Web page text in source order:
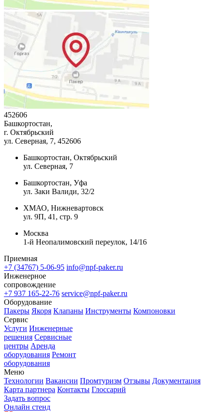
452606
Башкортостан,
г. Октябрьский
ул. Северная, 7, 452606
Башкортостан, Октябрьский
ул. Северная, 7
Башкортостан, Уфа
ул. Заки Валиди, 32/2
ХМАО, Нижневартовск
ул. 9П, 41, стр. 9
Москва
1-й Неопалимовский переулок, 14/16
Приемная
+7 (34767) 5-06-95 info@npf-paker.ru
Инженерное
сопровождение
+7 937 165-22-76 service@npf-paker.ru
Оборудование
Пакеры Якоря Клапаны Инструменты Компоновки
Сервис
Услуги Инженерные
решения Сервисные
центры Аренда
оборудования Ремонт
оборудования
Меню
Технологии Вакансии Промтуризм Отзывы Документация
Карта партнера Контакты Глоссарий
Задать вопрос
Онлайн стенд